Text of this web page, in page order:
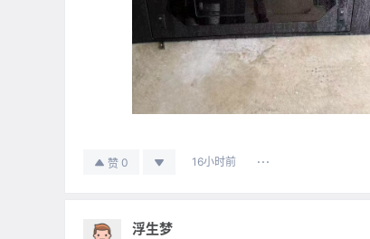
赞 0 16小时前
浮生梦